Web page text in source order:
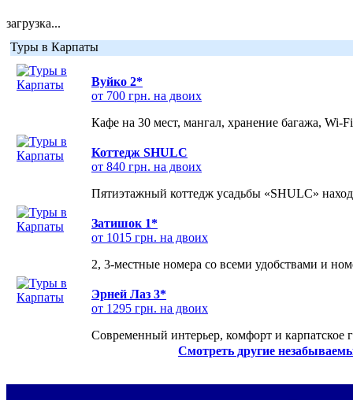
загрузка...
Туры в Карпаты
Вуйко 2*
от 700 грн. на двоих
Кафе на 30 мест, мангал, хранение багажа, Wi-
Коттедж SHULC
от 840 грн. на двоих
Пятиэтажный коттедж усадьбы «SHULC»
Затишок 1*
от 1015 грн. на двоих
2, 3-местные номера со всеми удобствами и
Эрней Лаз 3*
от 1295 грн. на двоих
Современный интерьер, комфорт и карпатское
Смотреть другие